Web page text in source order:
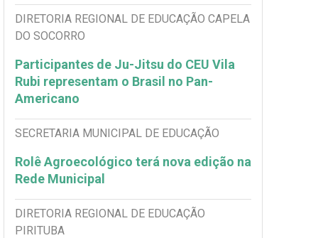
DIRETORIA REGIONAL DE EDUCAÇÃO CAPELA
DO SOCORRO
Participantes de Ju-Jitsu do CEU Vila
Rubi representam o Brasil no Pan-
Americano
SECRETARIA MUNICIPAL DE EDUCAÇÃO
Rolê Agroecológico terá nova edição na
Rede Municipal
DIRETORIA REGIONAL DE EDUCAÇÃO
PIRITUBA